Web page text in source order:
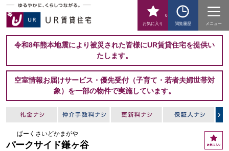
お気に入り
0
閲覧履歴
メニュー
令和8年熊本地震により被災された皆様にUR賃貸住宅を提供い
たします。
空室情報お届けサービス・優先受付（子育て・若者夫婦世帯対
象）を一部の物件で実施しています。
ぱーくさいどかまがや
パークサイド鎌ヶ谷
お
気